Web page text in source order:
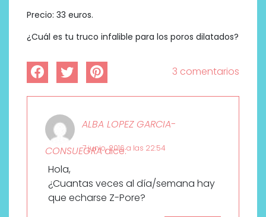
Precio: 33 euros.
¿Cuál es tu truco infalible para los poros dilatados?
3 comentarios
ALBA LOPEZ GARCIA-
CONSUEGRAdice:
7 junio, 2016 a las 22:54
Hola,
¿Cuantas veces al día/semana hay
que echarse Z-Pore?